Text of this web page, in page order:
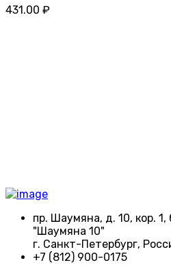
431.00 ₽
пр. Шаумяна, д. 10, кор.
"Шаумяна 10"
г. Санкт-Петербург,
+7 (812) 900-0175